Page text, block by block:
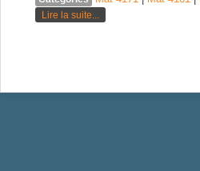
Lire la suite...